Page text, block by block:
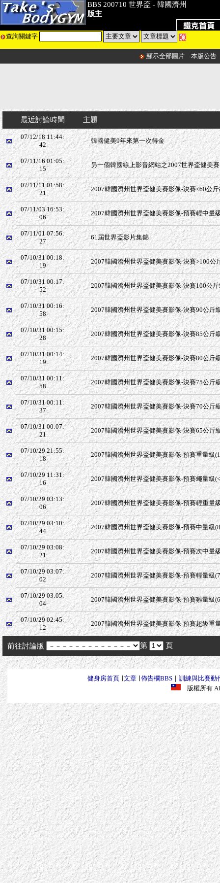
BBS 200710 世界盃 - 韓國濟州
版主
查詢關鍵字
顯示全部圖片 本版公告
最近討論時間 主題
07/12/18 11:44:
42
韓國健美9年來第一次得金
07/11/16 01:05:
15
另一個韓國線上影音網站之2007世界盃健美賽
07/11/11 01:58:
21
2007韓國濟州世界盃健美賽影像-決賽<60公
07/11/03 16:53:
06
2007韓國濟州世界盃健美賽影像-預賽輕中量
07/11/01 07:56:
27
61屆世界盃影片集錦
07/10/31 00:18:
19
2007韓國濟州世界盃健美賽影像-決賽>100公
07/10/31 00:17:
52
2007韓國濟州世界盃健美賽影像-決賽100公
07/10/31 00:16:
58
2007韓國濟州世界盃健美賽影像-決賽90公斤
07/10/31 00:15:
28
2007韓國濟州世界盃健美賽影像-決賽85公斤
07/10/31 00:14:
19
2007韓國濟州世界盃健美賽影像-決賽80公斤
07/10/31 00:11:
58
2007韓國濟州世界盃健美賽影像-決賽75公斤
07/10/31 00:11:
37
2007韓國濟州世界盃健美賽影像-決賽70公斤
07/10/31 00:07:
21
2007韓國濟州世界盃健美賽影像-決賽65公斤
07/10/29 21:55:
18
2007韓國濟州世界盃健美賽影像-預賽重量級
07/10/29 11:31:
16
2007韓國濟州世界盃健美賽影像-預賽蠅量級
07/10/29 03:13:
06
2007韓國濟州世界盃健美賽影像-預賽輕重量
07/10/29 03:10:
44
2007韓國濟州世界盃健美賽影像-預賽中量級
07/10/29 03:08:
21
2007韓國濟州世界盃健美賽影像-預賽次中量
07/10/29 03:07:
02
2007韓國濟州世界盃健美賽影像-預賽輕量級
07/10/29 03:05:
04
2007韓國濟州世界盃健美賽影像-預賽雛量級
07/10/29 02:45:
12
2007韓國濟州世界盃健美賽影像-預賽超級重
前往討論版 第 頁
健身房首頁∣ 文章∣ 佈告欄BBS∣ 訓練與比賽動
版權所有